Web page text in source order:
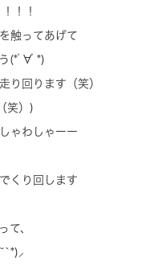
！！
触ってあげて
(*ﾟ∀ﾟ*)
り回ります（笑）
笑）)
ゃわしゃーー
くり回します
て、